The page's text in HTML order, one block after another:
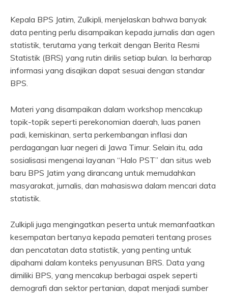
Kepala BPS Jatim, Zulkipli, menjelaskan bahwa banyak
data penting perlu disampaikan kepada jurnalis dan agen
statistik, terutama yang terkait dengan Berita Resmi
Statistik (BRS) yang rutin dirilis setiap bulan. Ia berharap
informasi yang disajikan dapat sesuai dengan standar
BPS.
Materi yang disampaikan dalam workshop mencakup
topik-topik seperti perekonomian daerah, luas panen
padi, kemiskinan, serta perkembangan inflasi dan
perdagangan luar negeri di Jawa Timur. Selain itu, ada
sosialisasi mengenai layanan “Halo PST” dan situs web
baru BPS Jatim yang dirancang untuk memudahkan
masyarakat, jurnalis, dan mahasiswa dalam mencari data
statistik.
Zulkipli juga mengingatkan peserta untuk memanfaatkan
kesempatan bertanya kepada pemateri tentang proses
dan pencatatan data statistik, yang penting untuk
dipahami dalam konteks penyusunan BRS. Data yang
dimiliki BPS, yang mencakup berbagai aspek seperti
demografi dan sektor pertanian, dapat menjadi sumber